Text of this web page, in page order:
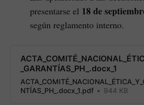
presentarse el 18 de
según reglamento interno.
_GARANTÍAS_PH_.docx_1
NTÍAS_PH_.docx_1.pdf
944 KB